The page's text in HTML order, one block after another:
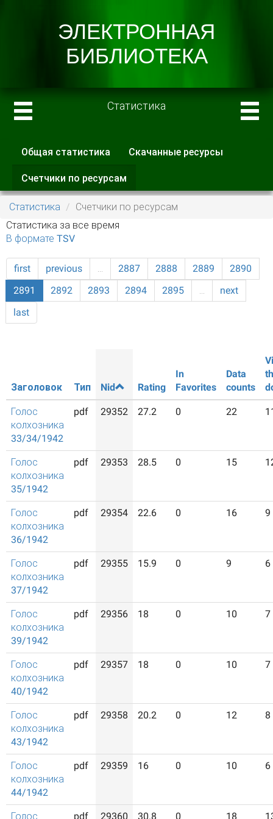
Статистика
Главные вкладки
Общая статистика Скачанные ресурсы
Счетчики по ресурсам
вкладка)
Статистика
Счетчики по ресурсам
Статистика за все время
В формате TSV
first previous … 2887 2888 2889
2890
2891
2892 2893 2894 2895 …
next
last
Заголовок Тип Nid Rating
In
Favorites
Data
counts
Голос
колхозника
33/34/1942
pdf 29352 27.2 0 22
Голос
колхозника
35/1942
pdf 29353 28.5 0 15
Голос
колхозника
36/1942
pdf 29354 22.6 0 16 9
Голос
колхозника
37/1942
pdf 29355 15.9 0 9 6
Голос
колхозника
39/1942
pdf 29356 18 0 10 7
Голос
колхозника
40/1942
pdf 29357 18 0 10 7
Голос
колхозника
43/1942
pdf 29358 20.2 0 12 8
Голос
колхозника
44/1942
pdf 29359 16 0 10 6
Голос pdf 29360 30.8 0 18